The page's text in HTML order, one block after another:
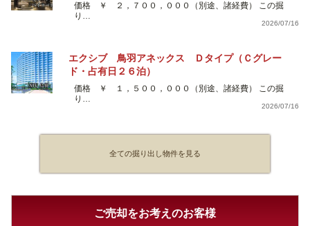
価格 ￥ ２，７００，０００（別途、諸経費） この掘
り…
2026/07/16
エクシブ 鳥羽アネックス Ｄタイプ（Ｃグレー
ド・占有日２６泊）
価格 ￥ １，５００，０００（別途、諸経費） この掘
り…
2026/07/16
全ての掘り出し物件を見る
ご売却をお考えのお客様